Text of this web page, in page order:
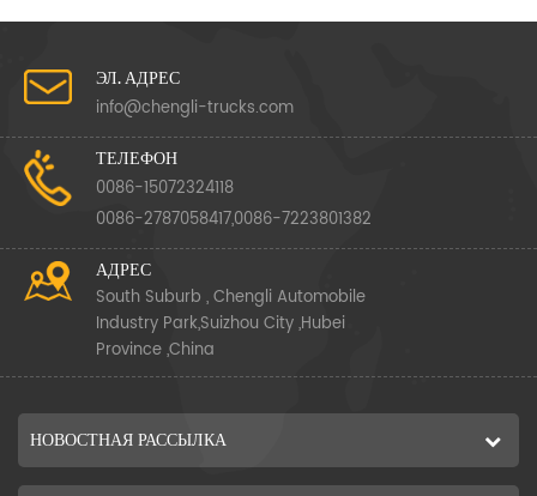
ЭЛ. АДРЕС
info@chengli-trucks.com
ТЕЛЕФОН
0086-15072324118
0086-2787058417,0086-7223801382
АДРЕС
South Suburb , Chengli Automobile
Industry Park,Suizhou City ,Hubei
Province ,China
НОВОСТНАЯ РАССЫЛКА